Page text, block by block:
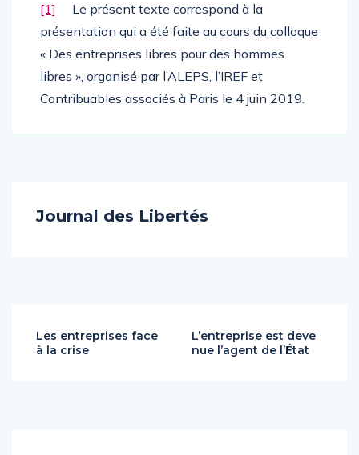
[1] Le présent texte correspond à la
présentation qui a été faite au cours du colloque
« Des entreprises libres pour des hommes
libres », organisé par l’ALEPS, l’IREF et
Contribuables associés à Paris le 4 juin 2019.
Journal des Libertés
Les entreprises face
à la crise
L’entreprise est deve
nue l’agent de l’État